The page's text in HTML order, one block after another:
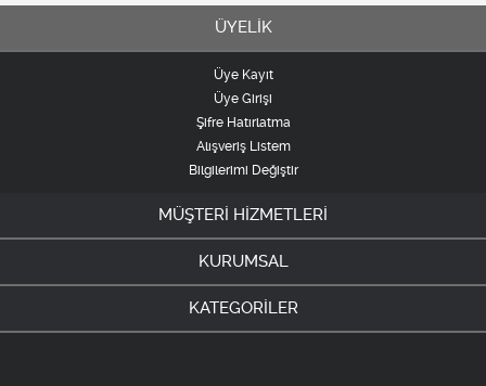
ÜYELİK
Üye Kayıt
Üye Girişi
Şifre Hatırlatma
Alışveriş Listem
Bilgilerimi Değiştir
MÜŞTERİ HİZMETLERİ
KURUMSAL
KATEGORİLER